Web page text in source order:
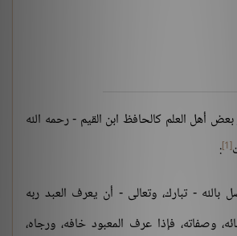
أهل العلم كالحافظ ابن القيم - رحمه الله
[1]
:
بالله - تبارك، وتعالى - أن يعرف العبد ربه
وصفاته، فإذا عرف المعبود خافه، ورجاه،